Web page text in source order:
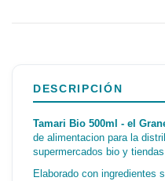
DESCRIPCIÓN
Tamari Bio 500ml - el
de alimentacion para la
supermercados bio y
Elaborado con ingredientes